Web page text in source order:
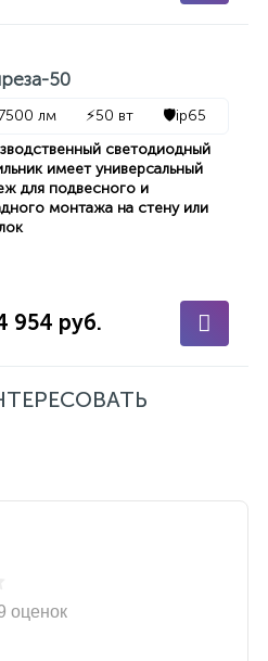
50
лм ⚡50 вт 🛡️ip65
светодиодный
имеет универсальный
для подвесного и
монтажа на стену или
954 руб.
оценок